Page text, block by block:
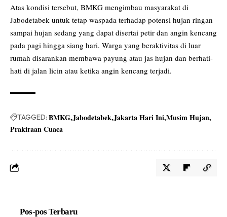
Atas kondisi tersebut, BMKG mengimbau masyarakat di
Jabodetabek untuk tetap waspada terhadap potensi hujan ringan
sampai hujan sedang yang dapat disertai petir dan angin kencang
pada pagi hingga siang hari. Warga yang beraktivitas di luar
rumah disarankan membawa payung atau jas hujan dan berhati-
hati di jalan licin atau ketika angin kencang terjadi.
TAGGED: BMKGJabodetabekJakarta Hari IniMusim Hujan
Prakiraan Cuaca
Pos-pos Terbaru